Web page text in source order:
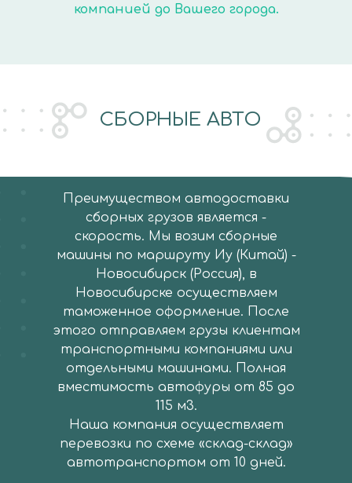
компанией до Вашего города.
СБОРНЫЕ АВТО
Преимуществом автодоставки
сборных грузов является -
скорость. Мы возим сборные
машины по маршруту Иу (Китай) -
Новосибирск (Россия), в
Новосибирске осуществляем
таможенное оформление. После
этого отправляем грузы клиентам
транспортными компаниями или
отдельными машинами. Полная
вместимость автофуры от 85 до
115 м3.
Наша компания осуществляет
перевозки по схеме «склад-склад»
автотранспортом от 10 дней.